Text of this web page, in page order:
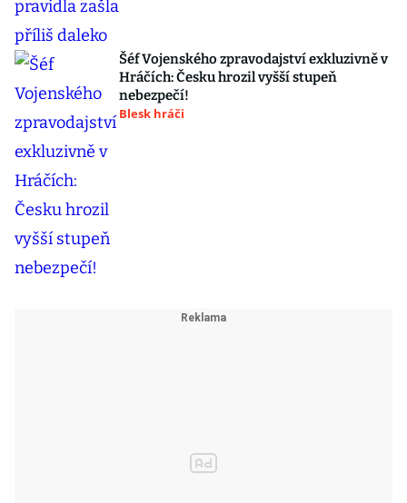
Šéf Vojenského zpravodajství exkluzivně v
Hráčích: Česku hrozil vyšší stupeň
nebezpečí!
Blesk hráči